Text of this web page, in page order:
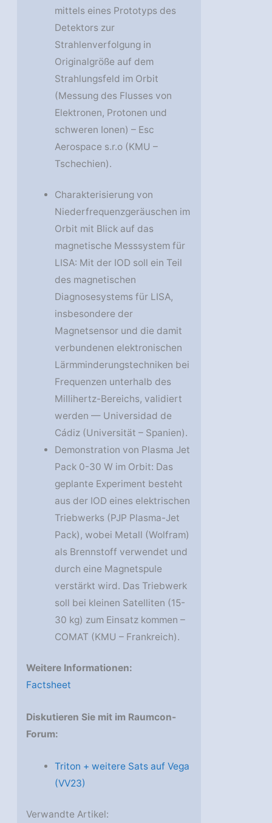
mittels eines Prototyps des
Detektors zur
Strahlenverfolgung in
Originalgröße auf dem
Strahlungsfeld im Orbit
(Messung des Flusses von
Elektronen, Protonen und
schweren Ionen) – Esc
Aerospace s.r.o (KMU –
Tschechien).
Charakterisierung von
Niederfrequenzgeräuschen im
Orbit mit Blick auf das
magnetische Messsystem für
LISA: Mit der IOD soll ein Teil
des magnetischen
Diagnosesystems für LISA,
insbesondere der
Magnetsensor und die damit
verbundenen elektronischen
Lärmminderungstechniken bei
Frequenzen unterhalb des
Millihertz-Bereichs, validiert
werden — Universidad de
Cádiz (Universität – Spanien).
Demonstration von Plasma Jet
Pack 0-30 W im Orbit: Das
geplante Experiment besteht
aus der IOD eines elektrischen
Triebwerks (PJP Plasma-Jet
Pack), wobei Metall (Wolfram)
als Brennstoff verwendet und
durch eine Magnetspule
verstärkt wird. Das Triebwerk
soll bei kleinen Satelliten (15-
30 kg) zum Einsatz kommen –
COMAT (KMU – Frankreich).
Weitere Informationen:
Factsheet
Diskutieren Sie mit im Raumcon-
Forum:
Triton + weitere Sats auf Vega
(VV23)
Verwandte Artikel: